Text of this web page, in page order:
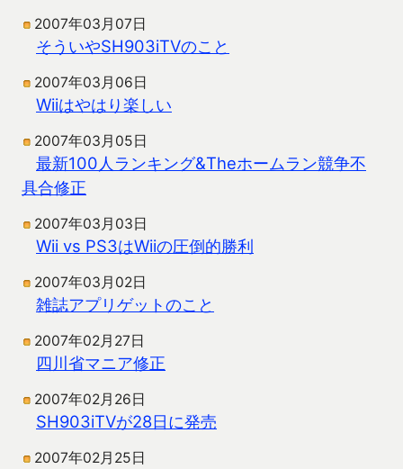
2007年03月07日
そういやSH903iTVのこと
2007年03月06日
Wiiはやはり楽しい
2007年03月05日
最新100人ランキング&Theホームラン競争不
具合修正
2007年03月03日
Wii vs PS3はWiiの圧倒的勝利
2007年03月02日
雑誌アプリゲットのこと
2007年02月27日
四川省マニア修正
2007年02月26日
SH903iTVが28日に発売
2007年02月25日